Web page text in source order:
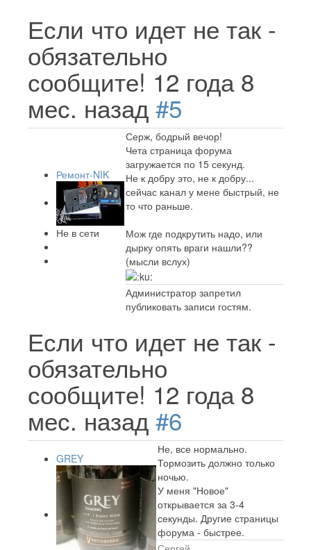
Если что идет не так -
обязательно
сообщите! 12 года 8
мес. назад #5
Ремонт-NIK
Не в сети
Серж, бодрый вечор!
Чета страница форума
загружается по 15 секунд.
Не к добру это, не к добру...
сейчас канал у мене быстрый, не
то что раньше.
Мож где подкрутить надо, или
дырку опять враги нашли??
(мысли вслух)
Администратор запретил
публиковать записи гостям.
Если что идет не так -
обязательно
сообщите! 12 года 8
мес. назад #6
GREY
Не, все нормально.
Тормозить должно только
ночью.
У меня "Новое"
открывается за 3-4
секунды. Другие страницы
форума - быстрее.